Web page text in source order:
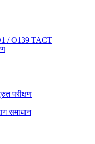
/ O139 TACT
परीक्षण
​​समाधान